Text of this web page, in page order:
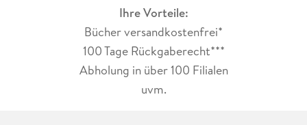
Ihre Vorteile:
Bücher versandkostenfrei*
100 Tage Rückgaberecht***
Abholung in über 100 Filialen
uvm.